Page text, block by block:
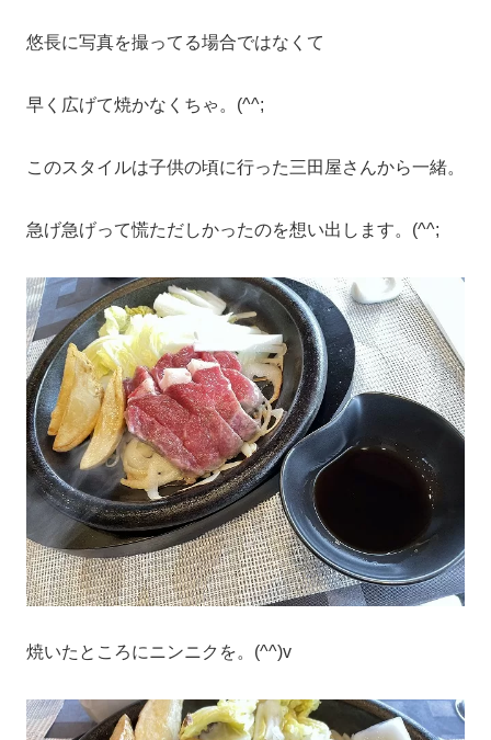
悠長に写真を撮ってる場合ではなくて
早く広げて焼かなくちゃ。(^^;
このスタイルは子供の頃に行った三田屋さんから一緒。
急げ急げって慌ただしかったのを想い出します。(^^;
焼いたところにニンニクを。(^^)v